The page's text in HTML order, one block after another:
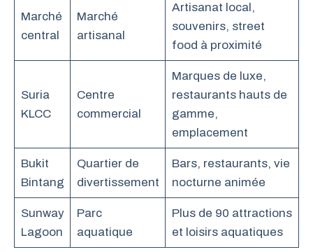
Marché
central
Marché
artisanal
Artisanat local,
souvenirs, street
food à proximité
Suria
KLCC
Centre
commercial
Marques de luxe,
restaurants hauts de
gamme,
emplacement
Bukit
Bintang
Quartier de
divertissement
Bars, restaurants, vie
nocturne animée
Sunway
Lagoon
Parc
aquatique
Plus de 90 attractions
et loisirs aquatiques